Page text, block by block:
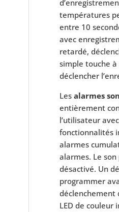
températures
entre 10
avec
retardé,
simple touche
déclencher
Les alarmes
entièrement
l’utilisateur
fonctionnalités
alarmes
alarmes. Le
désactivé. Un
programmer
déclenchement
LED de couleur